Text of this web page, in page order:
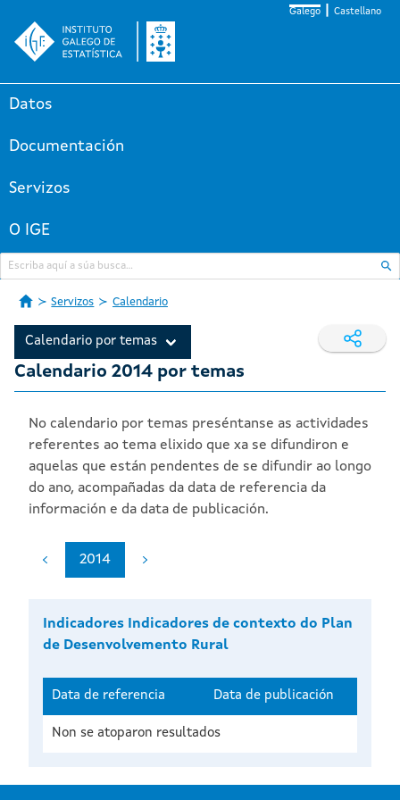
Galego Castellano
Datos
Documentación
Servizos
O IGE
Servizos Calendario
Calendario por temas
Calendario 2014 por temas
No calendario por temas preséntanse as actividades
referentes ao tema elixido que xa se difundiron e
aquelas que están pendentes de se difundir ao longo
do ano, acompañadas da data de referencia da
información e da data de publicación.
2014
Indicadores Indicadores de contexto do Plan
de Desenvolvemento Rural
Data de referencia Data de publicación
Non se atoparon resultados